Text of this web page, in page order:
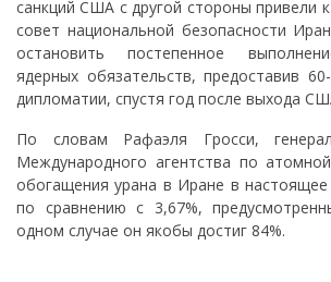
санкций США с другой стороны привели
совет национальной безопасности
остановить постепенное
ядерных обязательств, предоставив
дипломатии, спустя год после выхода
По словам Рафаэля Гросси,
Международного агентства по
обогащения урана в Иране в настоящее
по сравнению с 3,67%,
одном случае он якобы достиг 84%.